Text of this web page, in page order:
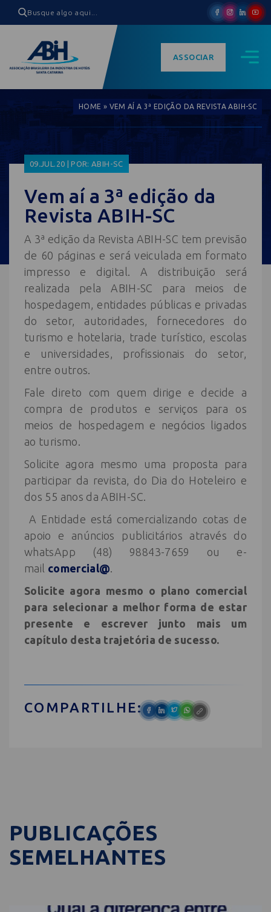
ASSOCIAR
HOME » VEM AÍ A 3ª EDIÇÃO DA REVISTA ABIH-SC
09.JUL.20 | POR: ABIH-SC
Vem aí a 3ª edição da
Revista ABIH-SC
A 3ª edição da Revista ABIH-SC tem previsão
de 60 páginas e será veiculada em formato
impresso e digital. A distribuição será
realizada pela ABIH-SC para meios de
hospedagem, entidades públicas e privadas
do setor, autoridades, fornecedores do
turismo e hotelaria, trade turístico, escolas
e universidades, profissionais do setor,
entre outros.
Fale direto com quem dirige e decide a
compra de produtos e serviços para os
meios de hospedagem e negócios ligados
ao turismo.
Solicite agora mesmo uma proposta para
participar da revista, do Dia do Hoteleiro e
dos 55 anos da ABIH-SC.
A Entidade está comercializando cotas de
apoio e anúncios publicitários através do
whatsApp (48) 98843-7659 ou e-
mail comercial@.
Solicite agora mesmo o plano comercial
para selecionar a melhor forma de estar
presente e escrever junto mais um
capítulo desta trajetória de sucesso.
COMPARTILHE:
PUBLICAÇÕES
SEMELHANTES